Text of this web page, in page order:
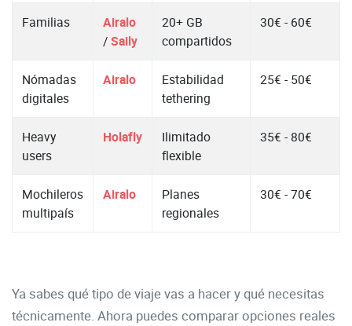
Familias
Airalo
/Saily
20+ GB
compartidos
30€ - 60€
Nómadas
digitales
Airalo
Estabilidad
tethering
25€ - 50€
Heavy
users
Holafly
Ilimitado
flexible
35€ - 80€
Mochileros
multipaís
Airalo
Planes
regionales
30€ - 70€
Ya sabes qué tipo de viaje vas a hacer y qué necesitas
técnicamente. Ahora puedes comparar opciones reales